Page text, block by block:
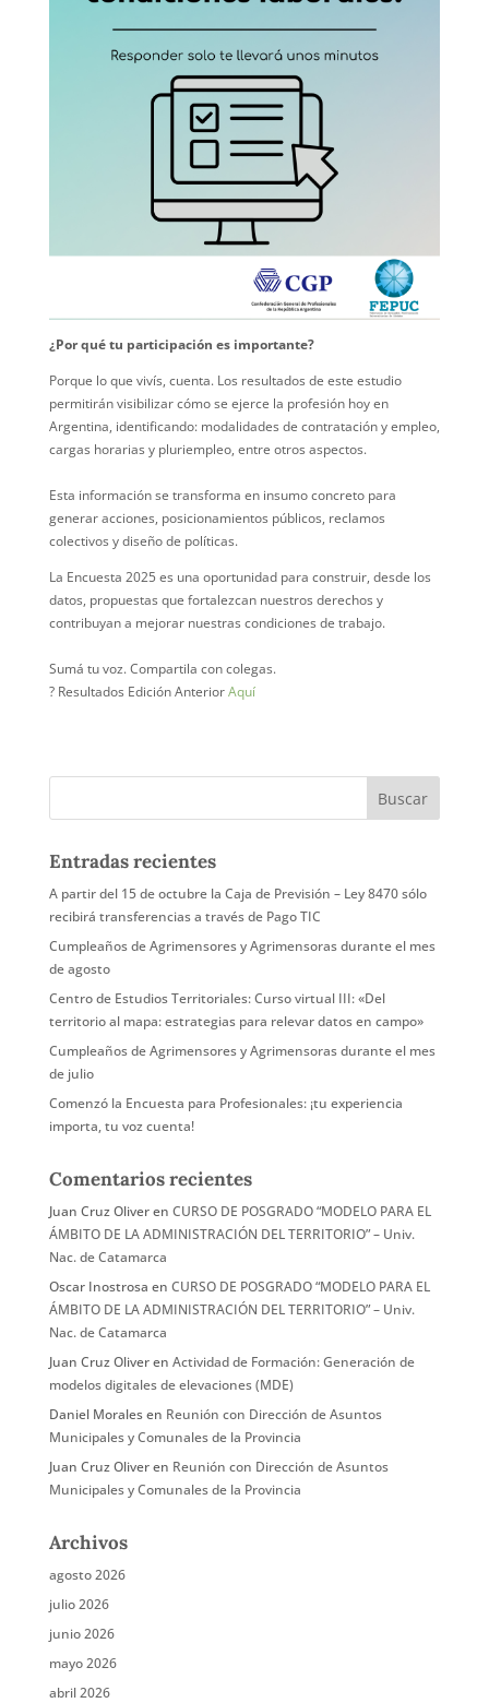
¿Por qué tu participación es importante?
Porque lo que vivís, cuenta. Los resultados de este estudio
permitirán visibilizar cómo se ejerce la profesión hoy en
Argentina, identificando: modalidades de contratación y empleo,
cargas horarias y pluriempleo, entre otros aspectos.
Esta información se transforma en insumo concreto para
generar acciones, posicionamientos públicos, reclamos
colectivos y diseño de políticas.
La Encuesta 2025 es una oportunidad para construir, desde los
datos, propuestas que fortalezcan nuestros derechos y
contribuyan a mejorar nuestras condiciones de trabajo.
Sumá tu voz. Compartila con colegas.
? Resultados Edición AnteriorAquí
Entradas recientes
A partir del 15 de octubre la Caja de Previsión – Ley 8470 sólo
recibirá transferencias a través de Pago TIC
Cumpleaños de Agrimensores y Agrimensoras durante el mes
de agosto
Centro de Estudios Territoriales: Curso virtual III: «Del
territorio al mapa: estrategias para relevar datos en campo»
Cumpleaños de Agrimensores y Agrimensoras durante el mes
de julio
Comenzó la Encuesta para Profesionales: ¡tu experiencia
importa, tu voz cuenta!
Comentarios recientes
Juan Cruz Oliveren CURSO DE POSGRADO “MODELO PARA EL
ÁMBITO DE LA ADMINISTRACIÓN DEL TERRITORIO” – Univ.
Nac. de Catamarca
Oscar Inostrosa en CURSO DE POSGRADO “MODELO PARA EL
ÁMBITO DE LA ADMINISTRACIÓN DEL TERRITORIO” – Univ.
Nac. de Catamarca
Juan Cruz Oliveren Actividad de Formación: Generación de
modelos digitales de elevaciones (MDE)
Daniel Moralesen Reunión con Dirección de Asuntos
Municipales y Comunales de la Provincia
Juan Cruz Oliveren Reunión con Dirección de Asuntos
Municipales y Comunales de la Provincia
Archivos
agosto 2026
julio 2026
junio 2026
mayo 2026
abril 2026